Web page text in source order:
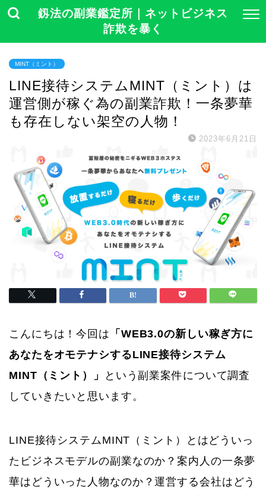
釼法の副業鑑定所｜ネットビジネス
詐欺を暴く
MINT（ミント）
LINE接待システムMINT（ミント）は
運営側が稼ぐ為の副業詐欺！一条夢華
も存在しない架空の人物！
2023年6月21日
こんにちは！今回は 「WEB3.0の新しい稼ぎ方に
あなたをオモテナシするLINE接待システム
MINT（ミント）」
という副業案件について調査
していきたいと思います。
LINE接待システムMINT（ミント）とはどういっ
たビジネスモデルの副業なのか？案内人の一条夢
華はどういった人物なのか？運営する会社はどう